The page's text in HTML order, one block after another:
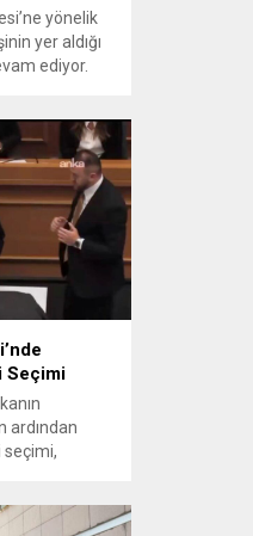
yönelik
yer aldığı
ediyor.
da
tutukluluk
verildi.
Seçimi
ardından
ciddi iddialar